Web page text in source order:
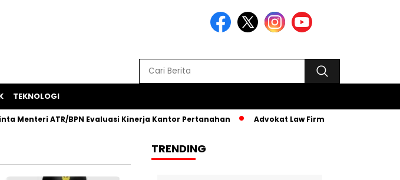
TEKNOLOGI
Menteri ATR/BPN Evaluasi Kinerja Kantor Pertanahan Advokat Law Firm SR, Hadiri MPLS
TRENDING